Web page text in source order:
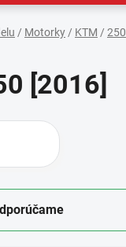
/ Motorky / KTM / 250
[2016]